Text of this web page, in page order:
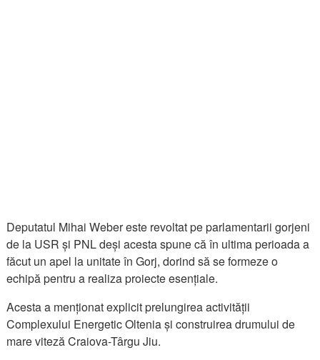
Deputatul Mihai Weber este revoltat pe parlamentarii gorjeni
de la USR și PNL deși acesta spune că în ultima perioada a
făcut un apel la unitate în Gorj, dorind să se formeze o
echipă pentru a realiza proiecte esențiale.
Acesta a menționat explicit prelungirea activității
Complexului Energetic Oltenia și construirea drumului de
mare viteză Craiova-Târgu Jiu.